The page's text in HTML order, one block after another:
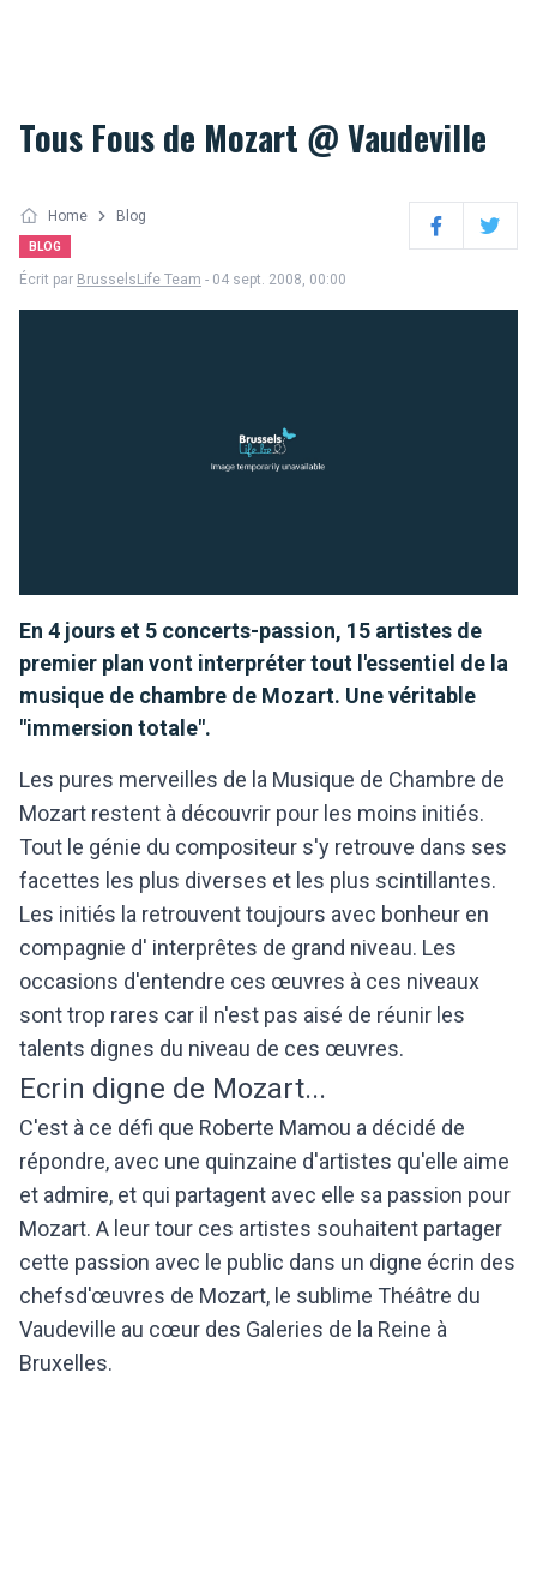
Tous Fous de Mozart @ Vaudeville
Home Blog
BLOG FacebookTwitter
Écrit par BrusselsLife Team - 04 sept. 2008, 00:00
En 4 jours et 5 concerts-passion, 15 artistes de
premier plan vont interpréter tout l'essentiel de la
musique de chambre de Mozart. Une véritable
"immersion totale".
Les pures merveilles de la Musique de Chambre de
Mozart restent à découvrir pour les moins initiés.
Tout le génie du compositeur s'y retrouve dans ses
facettes les plus diverses et les plus scintillantes.
Les initiés la retrouvent toujours avec bonheur en
compagnie d' interprêtes de grand niveau. Les
occasions d'entendre ces œuvres à ces niveaux
sont trop rares car il n'est pas aisé de réunir les
talents dignes du niveau de ces œuvres.
Ecrin digne de Mozart...
C'est à ce défi que Roberte Mamou a décidé de
répondre, avec une quinzaine d'artistes qu'elle aime
et admire, et qui partagent avec elle sa passion pour
Mozart. A leur tour ces artistes souhaitent partager
cette passion avec le public dans un digne écrin des
chefsd'œuvres de Mozart, le sublime Théâtre du
Vaudeville au cœur des Galeries de la Reine à
Bruxelles.